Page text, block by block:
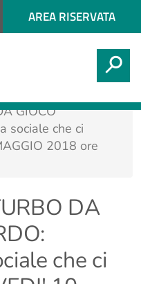
ACCESSO
AREA RISERVATA
GIOCO
sociale che ci
2018 ore
DA
che ci